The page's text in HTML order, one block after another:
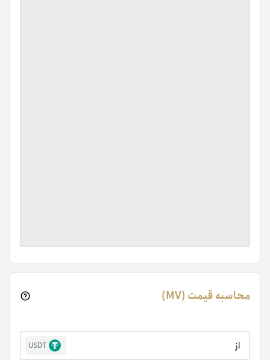
محاسبه قیمت (MV)
از USDT